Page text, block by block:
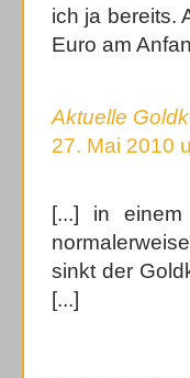
ich ja bereits.
Euro am
Aktuelle
27. Mai 2010
[...] in einem
sinkt der
[...]